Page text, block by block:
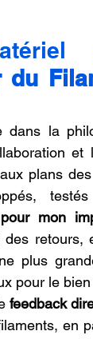
du
dans la
et
plans
mon
plus
pour le
feedback
en